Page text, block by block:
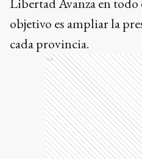
objetivo es ampliar la
cada provincia.
Ads